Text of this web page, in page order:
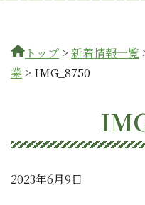
トップ > 新着情報一覧
業 > IMG_8750
2023年6月9日